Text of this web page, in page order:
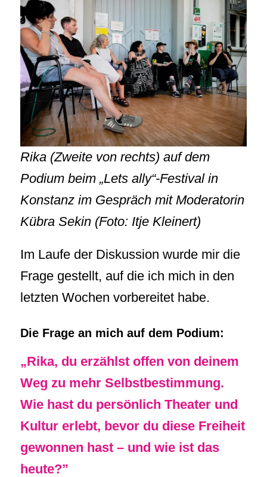
Rika (Zweite von rechts) auf dem
Podium beim „Lets ally“-Festival in
Konstanz im Gespräch mit Moderatorin
Kübra Sekin (Foto: Itje Kleinert)
Im Laufe der Diskussion wurde mir die
Frage gestellt, auf die ich mich in den
letzten Wochen vorbereitet habe.
Die Frage an mich auf dem Podium:
„Rika, du erzählst offen von deinem
Weg zu mehr Selbstbestimmung.
Wie hast du persönlich Theater und
Kultur erlebt, bevor du diese Freiheit
gewonnen hast – und wie ist das
heute?”